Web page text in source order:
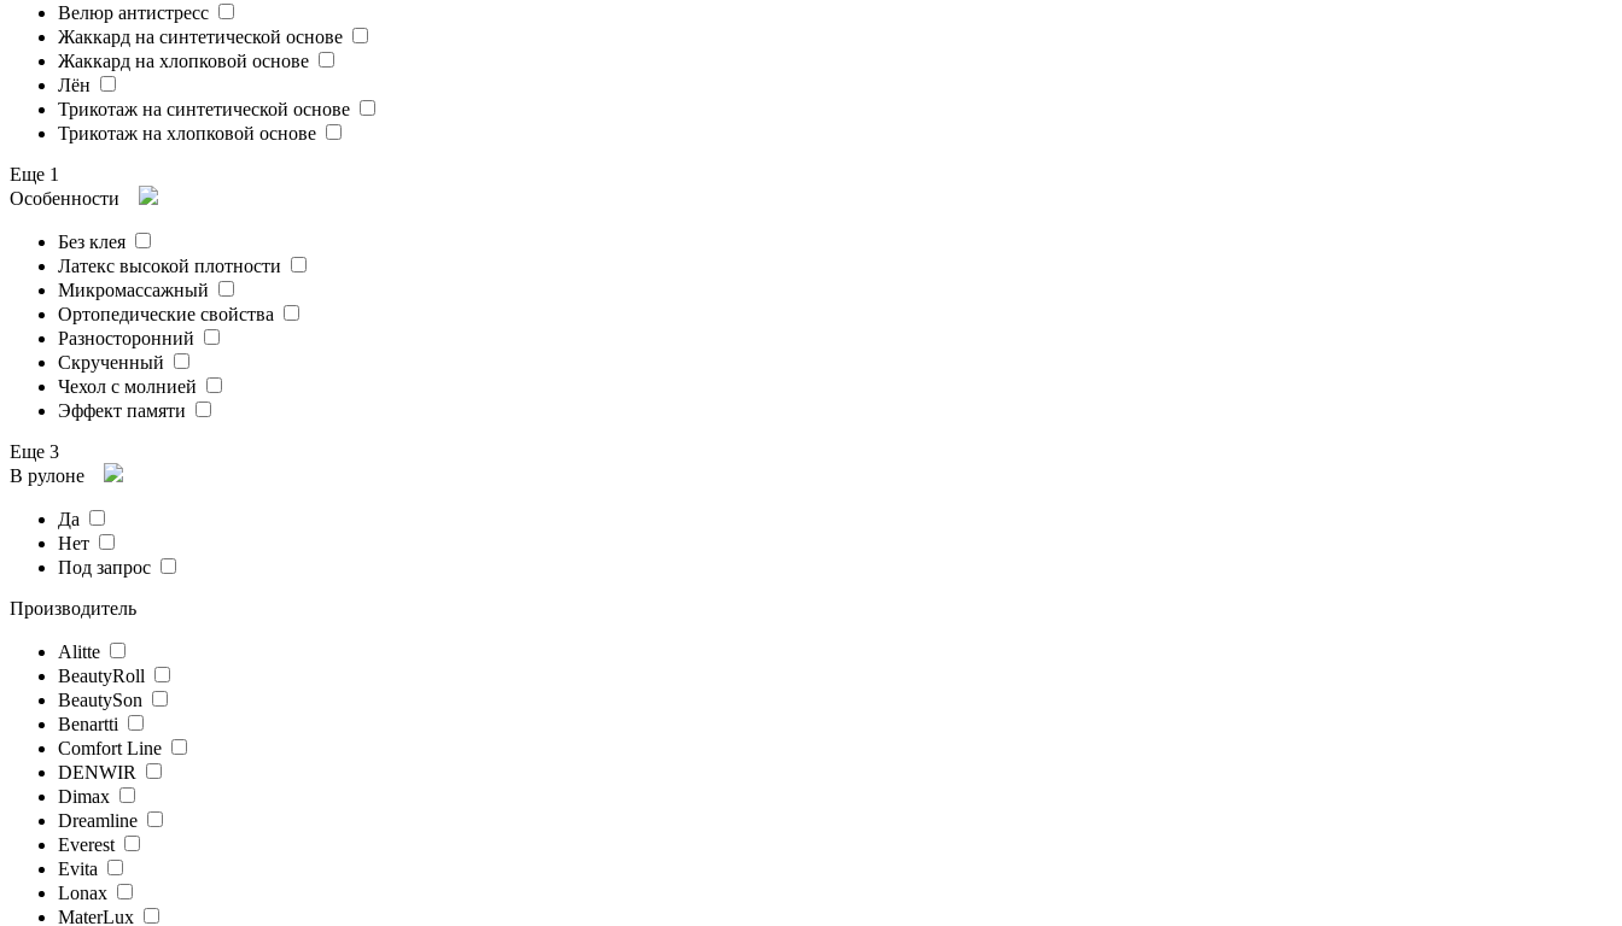
Велюр антистресс
Жаккард на синтетической основе
Жаккард на хлопковой основе
Лён
Трикотаж на синтетической основе
Трикотаж на хлопковой основе
Еще 1
Особенности
Без клея
Латекс высокой плотности
Микромассажный
Ортопедические свойства
Разносторонний
Скрученный
Чехол с молнией
Эффект памяти
Еще 3
В рулоне
Да
Нет
Под запрос
Производитель
Alitte
BeautyRoll
BeautySon
Benartti
Comfort Line
DENWIR
Dimax
Dreamline
Everest
Evita
Lonax
MaterLux